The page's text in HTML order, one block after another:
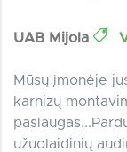
UAB Mijola
Mūsų įmonėje
karnizų
užuolaidinių